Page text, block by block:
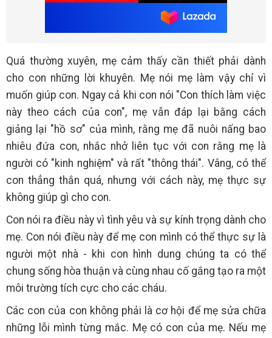
Quá thường xuyên, mẹ cảm thấy cần thiết phải dành
cho con những lời khuyên. Mẹ nói mẹ làm vậy chỉ vì
muốn giúp con. Ngay cả khi con nói "Con thích làm việc
này theo cách của con", mẹ vẫn đáp lại bằng cách
giảng lại "hồ sơ" của mình, rằng mẹ đã nuôi nấng bao
nhiêu đứa con, nhắc nhở liên tục với con rằng mẹ là
người có "kinh nghiệm" và rất "thông thái". Vâng, có thể
con thẳng thắn quá, nhưng với cách này, mẹ thực sự
không giúp gì cho con.
Con nói ra điều này vì tình yêu và sự kính trọng dành cho
mẹ. Con nói điều này để mẹ con mình có thể thực sự là
người một nhà - khi con hình dung chúng ta có thể
chung sống hòa thuận và cùng nhau cố gắng tạo ra một
môi trường tích cực cho các cháu.
Các con của con không phải là cơ hội để mẹ sửa chữa
những lỗi mình từng mắc. Mẹ có con của mẹ. Nếu mẹ